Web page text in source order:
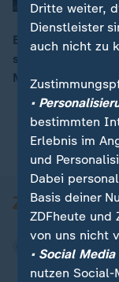
00:05
Bei einem Feuer
sind mindestens
Mehr als 80
Dritte weiter,
Dienstleister
auch nicht zu
•
bestimmten
Erlebnis im
und
Dabei
Basis deiner
ZDFheute und
von uns nicht
• Social
nutzen Social-